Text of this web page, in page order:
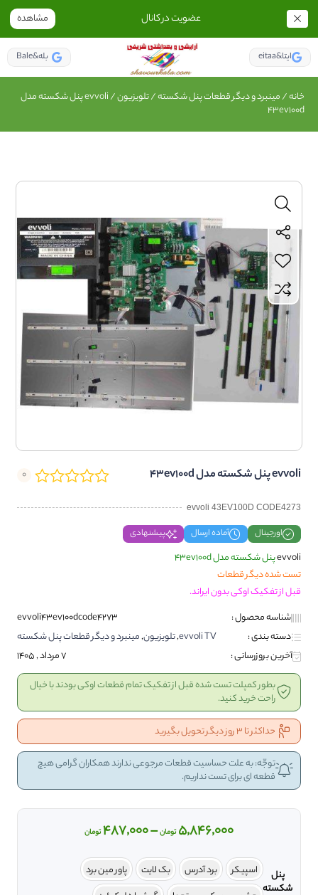
عضویت در کانال مشاهده
eitaa&ایتا Bale&بله
خانه/مینبرد و دیگر قطعات پنل شکسته/تلویزیون
/ evvoli پنل شکسته مدل
43ev100d
evvoli پنل شکسته مدل 43ev100d 0
evvoli 43EV100D CODE4273
اورجینال آماده ارسال پیشنهادی
evvoliپنل شکسته مدل 43ev100d
تست شده دیگر قطعات
قبل از تفکیک اوکی بدون ایراند.
شناسه محصول :
evvoli43ev100dcode4273
دسته بندی :
evvoli TV
,تلویزیون,مینبرد و دیگر قطعات پنل شکسته
آخرین بروزرسانی :
7 مرداد , 1405
بطور کمپلت تست شده قبل از تفکیک تمام قطعات اوکی بودند با خیال
راحت خرید کنید.
حداکثر تا 3 روز دیگر تحویل بگیرید
توجّه: به علت حساسیت قطعات مرجوعی ندارند همکاران گرامی هیچ
قطعه ای برای تست نداریم.
5,846,000 تومان–
487,000تومان
through
پنل
شکسته
اسپیکر برد آدرس بک لایت
پاور مین برد